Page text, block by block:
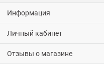
Информация
Личный кабинет
Отзывы о магазине